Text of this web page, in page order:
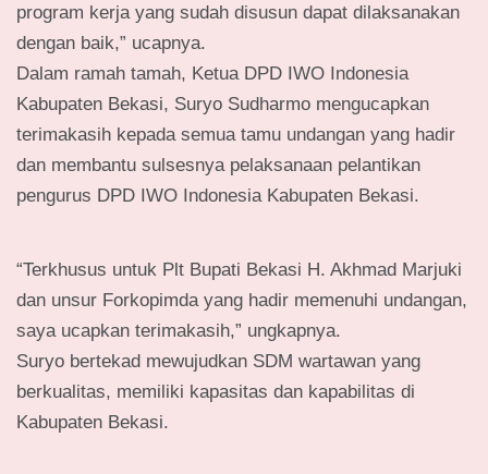
program kerja yang sudah disusun dapat dilaksanakan
dengan baik,” ucapnya.
Dalam ramah tamah, Ketua DPD IWO Indonesia
Kabupaten Bekasi, Suryo Sudharmo mengucapkan
terimakasih kepada semua tamu undangan yang hadir
dan membantu sulsesnya pelaksanaan pelantikan
pengurus DPD IWO Indonesia Kabupaten Bekasi.
“Terkhusus untuk Plt Bupati Bekasi H. Akhmad Marjuki
dan unsur Forkopimda yang hadir memenuhi undangan,
saya ucapkan terimakasih,” ungkapnya.
Suryo bertekad mewujudkan SDM wartawan yang
berkualitas, memiliki kapasitas dan kapabilitas di
Kabupaten Bekasi.